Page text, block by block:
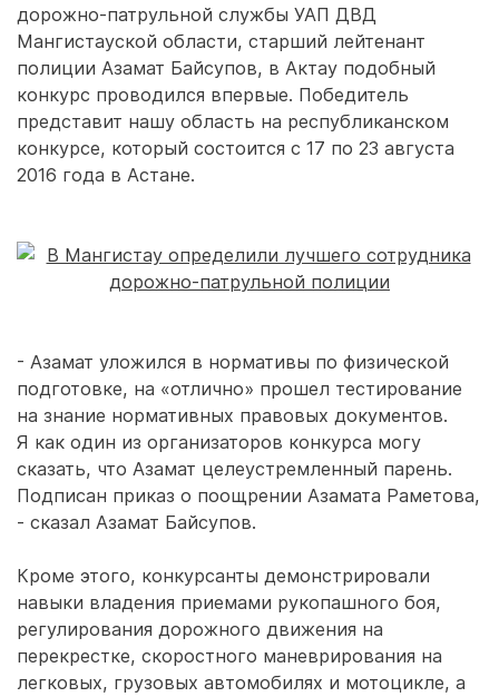
дорожно-патрульной службы УАП ДВД
Мангистауской области, старший лейтенант
полиции Азамат Байсупов, в Актау подобный
конкурс проводился впервые. Победитель
представит нашу область на республиканском
конкурсе, который состоится с 17 по 23 августа
2016 года в Астане.
- Азамат уложился в нормативы по физической
подготовке, на «отлично» прошел тестирование
на знание нормативных правовых документов.
Я как один из организаторов конкурса могу
сказать, что Азамат целеустремленный парень.
Подписан приказ о поощрении Азамата Раметова,
- сказал Азамат Байсупов.
Кроме этого, конкурсанты демонстрировали
навыки владения приемами рукопашного боя,
регулирования дорожного движения на
перекрестке, скоростного маневрирования на
легковых, грузовых автомобилях и мотоцикле, а